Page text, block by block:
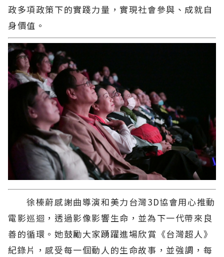
政多項政策下的實踐力量，實現社會參與、成就自
身價值。
徐榛蔚感謝曲導演和美力台灣3D協會用心推動
電影巡迴，透過影像影響生命，並為下一代帶來良
善的循環。她鼓勵大家踴躍進場欣賞《台灣超人》
紀錄片，感受每一個動人的生命故事，並強調，每